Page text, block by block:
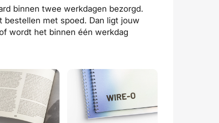
binnen twee werkdagen bezorgd.
bestellen met spoed. Dan ligt jouw
wordt het binnen één werkdag